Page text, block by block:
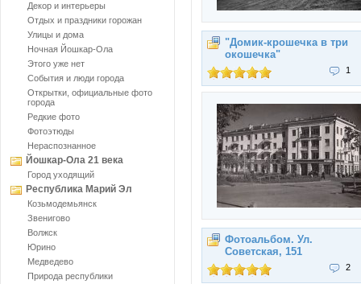
Декор и интерьеры
Отдых и праздники горожан
Улицы и дома
Ночная Йошкар-Ола
Этого уже нет
События и люди города
Открытки, официальные фото
города
Редкие фото
Фотоэтюды
Нераспознанное
Йошкар-Ола 21 века
Город уходящий
Республика Марий Эл
Козьмодемьянск
Звенигово
Волжск
Юрино
Медведево
Природа республики
"Домик-крошечка в три
окошечка"
1
Фотоальбом. Ул.
Советская, 151
2